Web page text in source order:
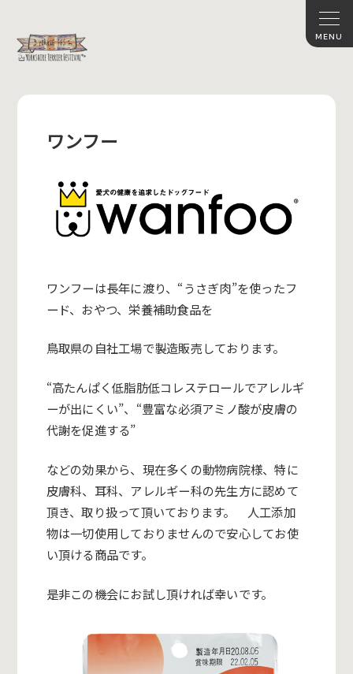
ワンフー
ワンフーは長年に渡り、“うさぎ肉”を使ったフ
ード、おやつ、栄養補助食品を
鳥取県の自社工場で製造販売しております。
“高たんぱく低脂肪低コレステロールでアレルギ
ーが出にくい”、“豊富な必須アミノ酸が皮膚の
代謝を促進する”
などの効果から、現在多くの動物病院様、特に
皮膚科、耳科、アレルギー科の先生方に認めて
頂き、取り扱って頂いております。 人工添加
物は一切使用しておりませんので安心してお使
い頂ける商品です。
是非この機会にお試し頂ければ幸いです。